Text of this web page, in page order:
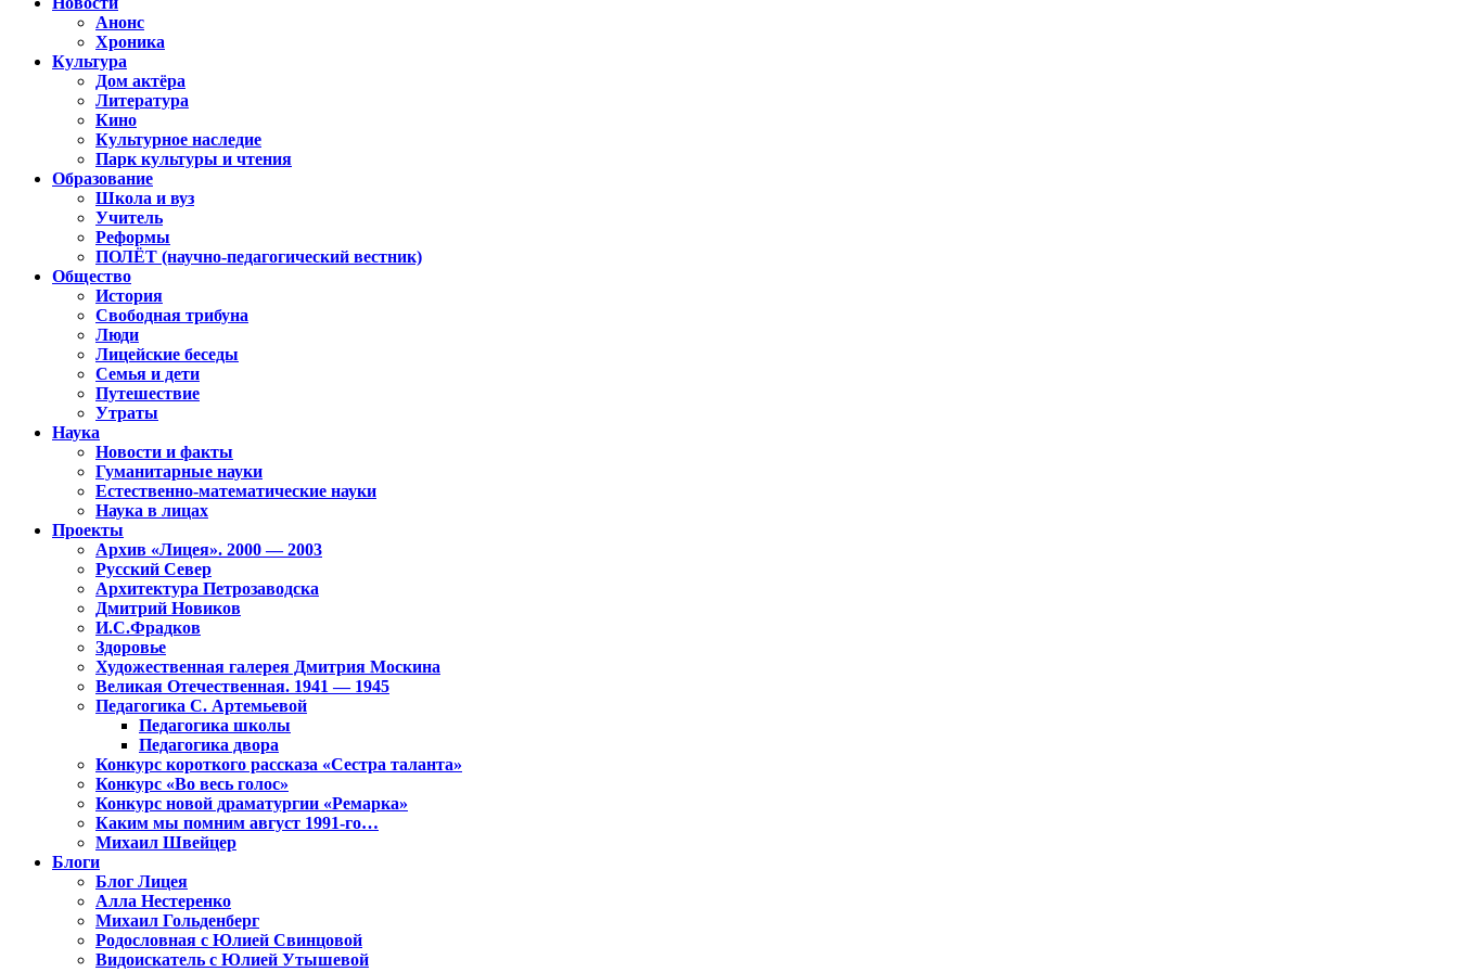
Анонс
Хроника
Культура
Дом актёра
Литература
Кино
Культурное наследие
Парк культуры и чтения
Образование
Школа и вуз
Учитель
Реформы
ПОЛЁТ (научно-педагогический вестник)
Общество
История
Свободная трибуна
Люди
Лицейские беседы
Семья и дети
Путешествие
Утраты
Наука
Новости и факты
Гуманитарные науки
Естественно-математические науки
Наука в лицах
Проекты
Архив «Лицея». 2000 — 2003
Русский Север
Архитектура Петрозаводска
Дмитрий Новиков
И.С.Фрадков
Здоровье
Художественная галерея Дмитрия Москина
Великая Отечественная. 1941 — 1945
Педагогика С. Артемьевой
Педагогика школы
Педагогика двора
Конкурс короткого рассказа «Сестра таланта»
Конкурс «Во весь голос»
Конкурс новой драматургии «Ремарка»
Каким мы помним август 1991-го…
Михаил Швейцер
Блоги
Блог Лицея
Алла Нестеренко
Михаил Гольденберг
Родословная с Юлией Свинцовой
Видоискатель с Юлией Утышевой